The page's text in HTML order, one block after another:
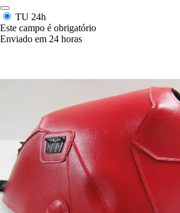
TU 24h
Este campo é obrigatório
Enviado em 24 horas